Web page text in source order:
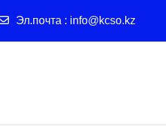
Эл.почта : info@kcso.kz